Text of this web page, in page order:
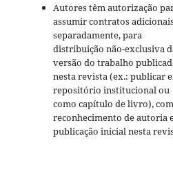
Autores têm autorização
assumir contratos
separadamente, para
distribuição não-exclusiva
versão do trabalho
nesta revista (ex.: publicar
repositório institucional ou
como capítulo de livro), com
reconhecimento de autoria
publicação inicial nesta